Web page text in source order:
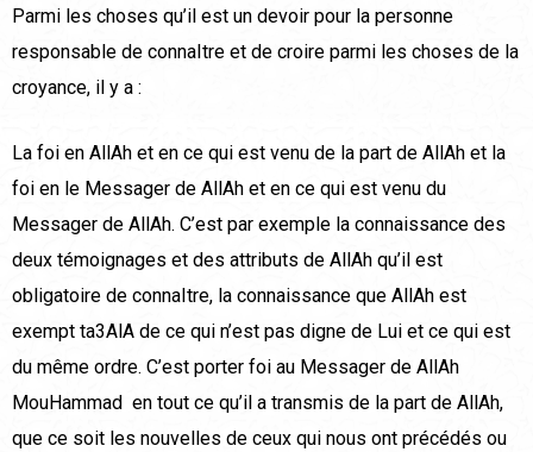
Parmi les choses qu’il est un devoir pour la personne
responsable de connaItre et de croire parmi les choses de la
croyance, il y a :
La foi en AllAh et en ce qui est venu de la part de AllAh et la
foi en le Messager de AllAh et en ce qui est venu du
Messager de AllAh. C’est par exemple la connaissance des
deux témoignages et des attributs de AllAh qu’il est
obligatoire de connaItre, la connaissance que AllAh est
exempt ta3AlA de ce qui n’est pas digne de Lui et ce qui est
du même ordre. C’est porter foi au Messager de AllAh
MouHammad en tout ce qu’il a transmis de la part de AllAh,
que ce soit les nouvelles de ceux qui nous ont précédés ou